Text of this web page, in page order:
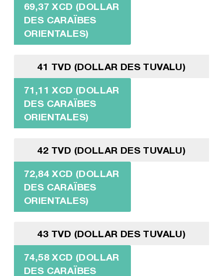
69,37 XCD (DOLLAR
DES CARAÏBES
ORIENTALES)
41 TVD (DOLLAR DES TUVALU)
71,11 XCD (DOLLAR
DES CARAÏBES
ORIENTALES)
42 TVD (DOLLAR DES TUVALU)
72,84 XCD (DOLLAR
DES CARAÏBES
ORIENTALES)
43 TVD (DOLLAR DES TUVALU)
74,58 XCD (DOLLAR
DES CARAÏBES